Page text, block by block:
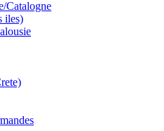
Catalogne
iles)